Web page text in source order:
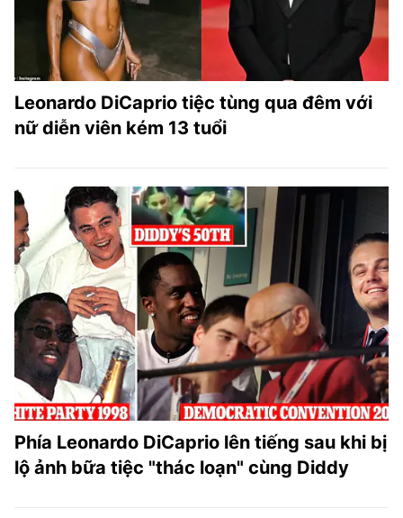
Leonardo DiCaprio tiệc tùng qua đêm với
nữ diễn viên kém 13 tuổi
Phía Leonardo DiCaprio lên tiếng sau khi bị
lộ ảnh bữa tiệc "thác loạn" cùng Diddy